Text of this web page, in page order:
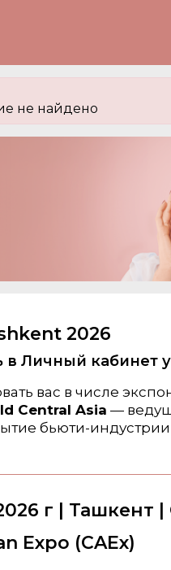
не найдено
2026
Личный кабинет
вас в числе
Central Asia —
бьюти-индустрии
г | Ташкент
Expo (CAEx)